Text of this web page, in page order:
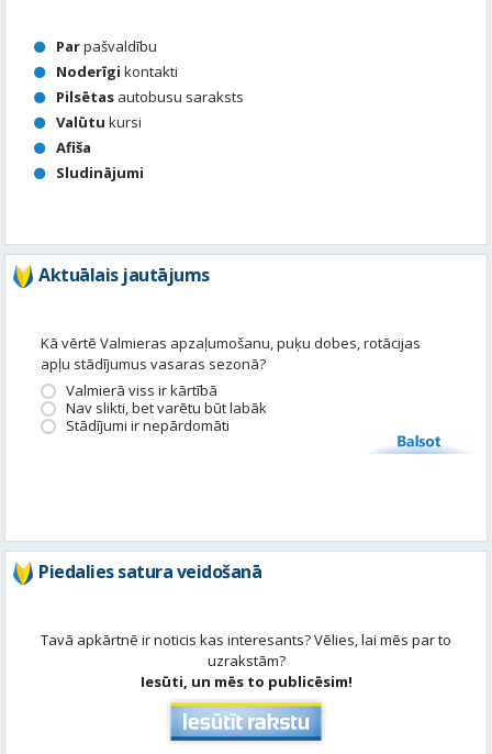
Parpašvaldību
Noderīgi kontakti
Pilsētas autobusu saraksts
Valūtu kursi
Afiša
Sludinājumi
Aktuālais jautājums
Kā vērtē Valmieras apzaļumošanu, puķu dobes, rotācijas
apļu stādījumus vasaras sezonā?
Valmierā viss ir kārtībā
Nav slikti, bet varētu būt labāk
Stādījumi ir nepārdomāti
Balsot
Piedalies satura veidošanā
Tavā apkārtnē ir noticis kas interesants? Vēlies, lai mēs par to
uzrakstām?
Iesūti, un mēs to publicēsim!